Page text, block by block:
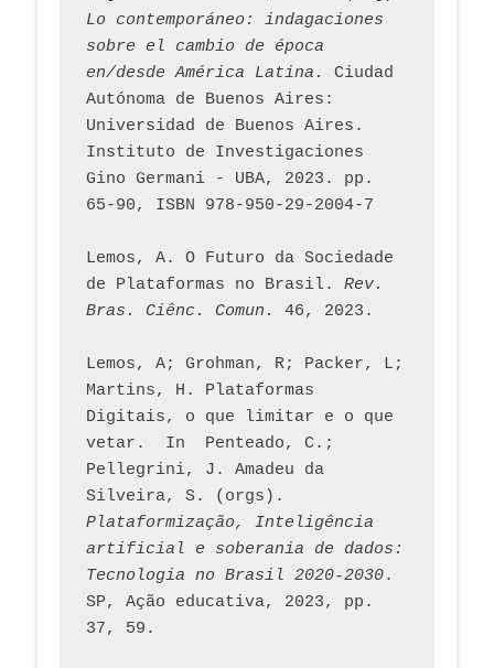
Lo contemporáneo: indagaciones
sobre el cambio de época
en/desde América Latina.
Ciudad
Autónoma de Buenos Aires:
Universidad de Buenos Aires.
Instituto de Investigaciones
Gino Germani - UBA, 2023. pp.
65-90, ISBN 978-950-29-2004-7
Lemos, A. O Futuro da Sociedade
de Plataformas no Brasil. Rev.
Bras. Ciênc. Comun.
Lemos, A; Grohman, R; Packer, L;
Martins, H. Plataformas
Digitais, o que limitar e o que
vetar.  In  Penteado, C.;
Pellegrini, J. Amadeu da
Plataformização, Inteligência
artificial e soberania de dados:
Tecnologia no Brasil 2020-2030.
SP, Ação educativa, 2023, pp.
37, 59.